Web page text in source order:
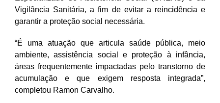
Vigilância Sanitária, a fim de evitar a reincidência e
garantir a proteção social necessária.
“É uma atuação que articula saúde pública, meio
ambiente, assistência social e proteção à infância,
áreas frequentemente impactadas pelo transtorno de
acumulação e que exigem resposta integrada”,
completou Ramon Carvalho.